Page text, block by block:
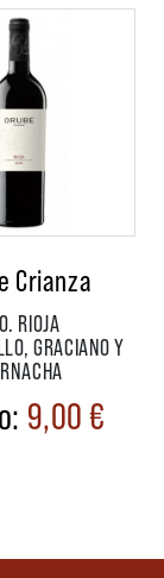
Crianza
RIOJA
GRACIANO Y
9,00€